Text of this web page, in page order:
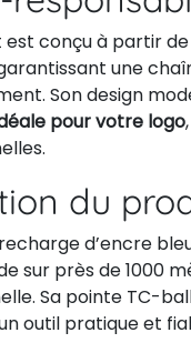
est conçu à partir
une
Son design
pour votre logo
du
d’encre
sur près de 1000
Sa pointe TC-
outil pratique et